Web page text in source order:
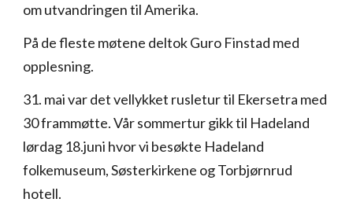
om utvandringen til Amerika.
På de fleste møtene deltok Guro Finstad med
opplesning.
31. mai var det vellykket rusletur til Ekersetra med
30 frammøtte. Vår sommertur gikk til Hadeland
lørdag 18.juni hvor vi besøkte Hadeland
folkemuseum, Søsterkirkene og Torbjørnrud
hotell.